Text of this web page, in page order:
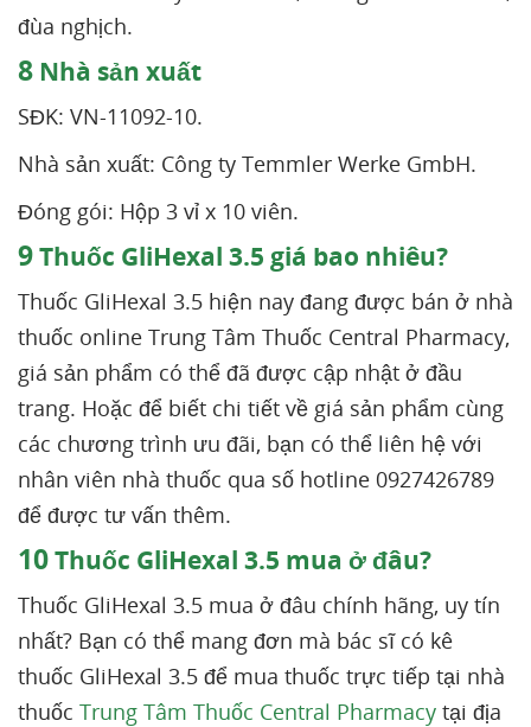
đùa nghịch.
8 Nhà sản xuất
SĐK: VN-11092-10.
Nhà sản xuất: Công ty Temmler Werke GmbH.
Đóng gói: Hộp 3 vỉ x 10 viên.
9Thuốc GliHexal 3.5 giá bao nhiêu?
Thuốc GliHexal 3.5 hiện nay đang được bán ở nhà
thuốc online Trung Tâm Thuốc Central Pharmacy,
giá sản phẩm có thể đã được cập nhật ở đầu
trang. Hoặc để biết chi tiết về giá sản phẩm cùng
các chương trình ưu đãi, bạn có thể liên hệ với
nhân viên nhà thuốc qua số hotline 0927426789
để được tư vấn thêm.
10Thuốc GliHexal 3.5 mua ở đâu?
Thuốc GliHexal 3.5 mua ở đâu chính hãng, uy tín
nhất? Bạn có thể mang đơn mà bác sĩ có kê
thuốc GliHexal 3.5 để mua thuốc trực tiếp tại nhà
thuốc Trung Tâm Thuốc Central Pharmacy tại địa